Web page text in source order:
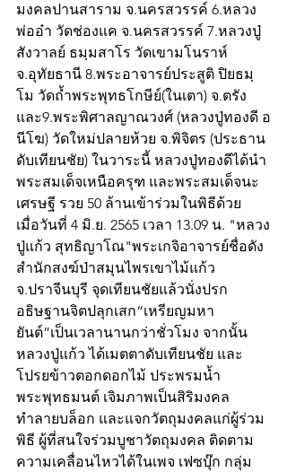
มงคลปานสาราม จ.นครสวรรค์ 6.หลวง
พ่ออ๋า วัดช่องแค จ.นครสวรรค์ 7.หลวงปู่
สังวาลย์ ธมฺมสาโร วัดเขามโนราห์
จ.อุทัยธานี 8.พระอาจารย์ประสูติ ปิยธมฺ
โม วัดถ้ำพระพุทธโกษีย์(ในเตา) จ.ตรัง
และ9.พระพิศาลญาณวงศ์ (หลวงปู่ทองดี อ
นีโฆ) วัดใหม่ปลายห้วย จ.พิจิตร (ประธาน
ดับเทียนชัย) ในวาระนี้ หลวงปู่ทองดีได้นำ
พระสมเด็จเหนือครุฑ และพระสมเด็จนะ
เศรษฐี รวย 50 ล้านเข้าร่วมในพิธีด้วย
เมื่อวันที่ 4 มิ.ย. 2565 เวลา 13.09 น. "หลวง
ปู่แก้ว สุทธิญาโณ"พระเกจิอาจารย์ชื่อดัง
สำนักสงฆ์ป่าสมุนไพรเขาไม้แก้ว
จ.ปราจีนบุรี จุดเทียนชัยแล้วนั่งปรก
อธิษฐานจิตปลุกเสก“เหรียญมหา
ยันต์”เป็นเวลานานกว่าชั่วโมง จากนั้น
หลวงปู่แก้ว ได้เมตตาดับเทียนชัย และ
โปรยข้าวตอกดอกไม้ ประพรมน้ำ
พระพุทธมนต์ เจิมภาพเป็นสิริมงคล
ทำลายบล็อก และแจกวัตถุมงคลแก่ผู้ร่วม
พิธี ผู้ที่สนใจร่วมบูชาวัตถุมงคล ติดตาม
ความเคลื่อนไหวได้ในเพจ เฟซบุ๊ก กลุ่ม